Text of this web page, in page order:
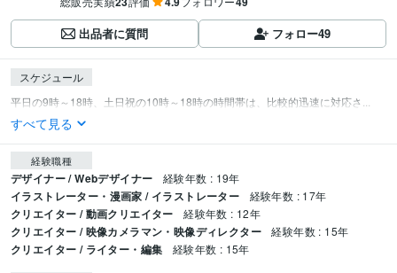
出品者に質問 フォロー49
スケジュール
平日の9時～18時、土日祝の10時～18時の時間帯は、比較的迅速に対応さ...
すべて見る
経験職種
デザイナー / Webデザイナー 経験年数 : 19年
イラストレーター・漫画家 / イラストレーター 経験年数 : 17年
クリエイター / 動画クリエイター 経験年数 : 12年
クリエイター / 映像カメラマン・映像ディレクター 経験年数 : 15年
クリエイター / ライター・編集 経験年数 : 15年